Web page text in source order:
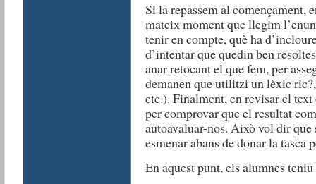
Si la repassem al començament,
mateix moment que llegim
tenir en compte, què ha
d’intentar que quedin ben
anar retocant el que fem, per
demanen que utilitzi un lèxic
etc.). Finalment, en revisar el
per comprovar que el resultat
autoavaluar-nos. Això vol dir que
esmenar abans de donar la tasca
En aquest punt, els alumnes